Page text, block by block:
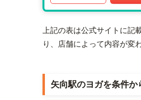
上記の表は公式サイトに記
り、店舗によって内容が変
矢向駅のヨガを条件か